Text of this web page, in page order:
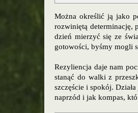
Można określić ją jako
rozwiniętą determinację,
dzień mierzyć się ze
gotowości, byśmy mogli
Rezyliencja daje nam
stanąć do walki z
szczęście i spokój.
naprzód i jak kompas,